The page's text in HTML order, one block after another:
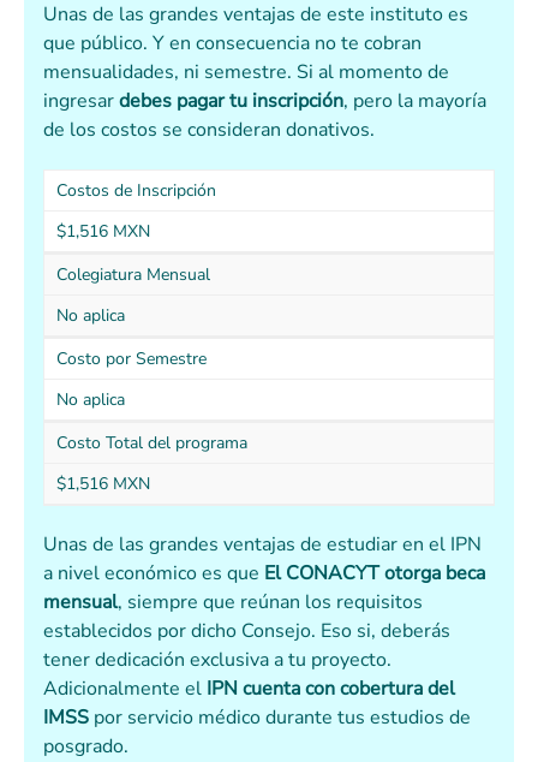
Unas de las grandes ventajas de este instituto es
que público. Y en consecuencia no te cobran
mensualidades, ni semestre. Si al momento de
ingresardebes pagar tu inscripción, pero la mayoría
de los costos se consideran donativos.
Costos de Inscripción
$1,516 MXN
Colegiatura Mensual
No aplica
Costo por Semestre
No aplica
Costo Total del programa
$1,516 MXN
Unas de las grandes ventajas de estudiar en el IPN
a nivel económico es que El CONACYT otorga beca
mensual, siempre que reúnan los requisitos
establecidos por dicho Consejo. Eso si, deberás
tener dedicación exclusiva a tu proyecto.
Adicionalmente el IPN cuenta con cobertura del
IMSS por servicio médico durante tus estudios de
posgrado.